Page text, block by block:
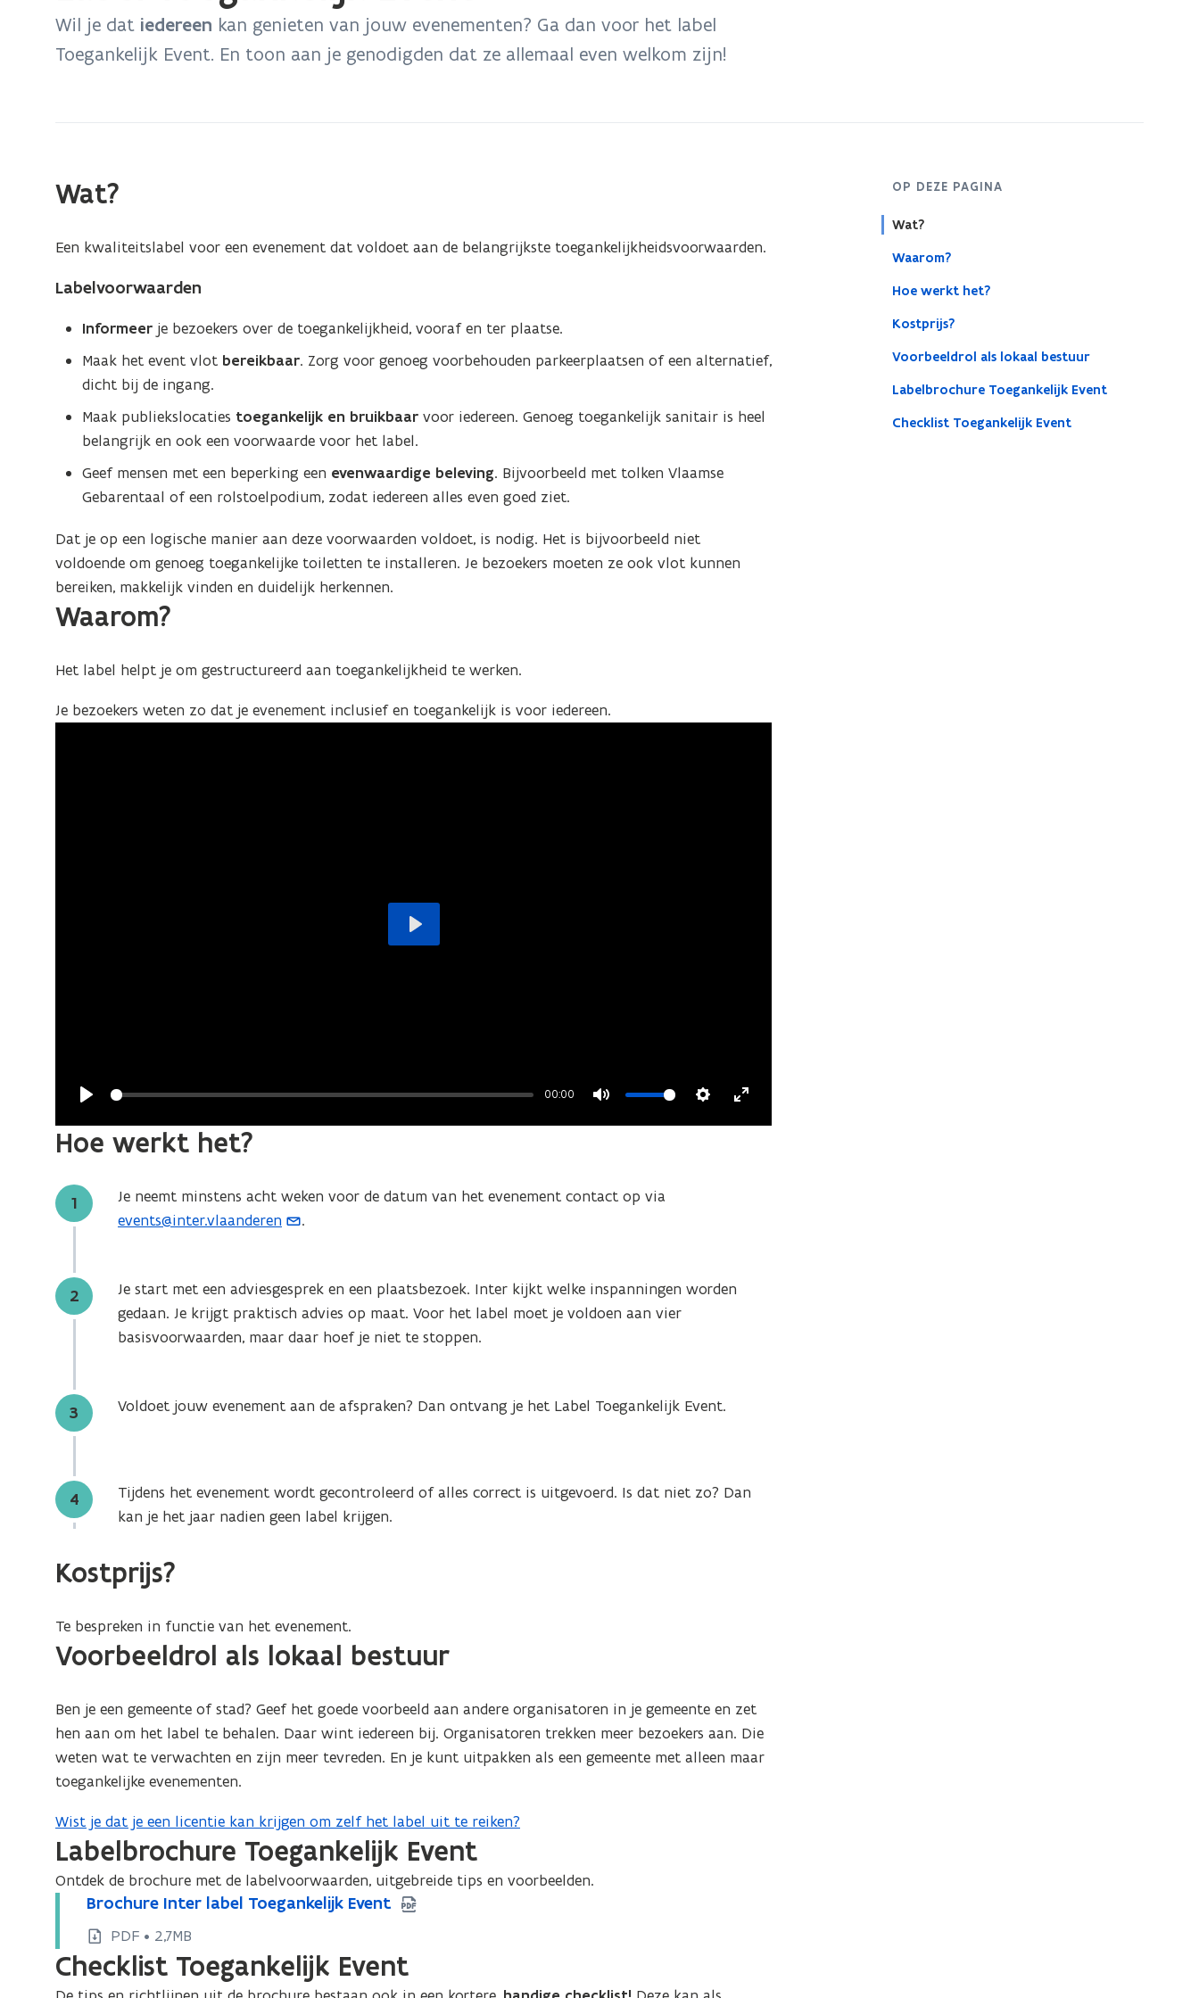
bevindt
Wil je dat iedereen kan genieten van jouw evenementen? Ga dan voor het label
Toegankelijk Event. En toon aan je genodigden dat ze allemaal even welkom zijn!
OP DEZE PAGINA
Wat?
Waarom?
Hoe werkt het?
Kostprijs?
Voorbeeldrol als lokaal bestuur
Labelbrochure Toegankelijk Event
Checklist Toegankelijk Event
Wat?
Een kwaliteitslabel voor een evenement dat voldoet aan de belangrijkste toegankelijkheidsvoorwaarden.
Labelvoorwaarden
Informeer je bezoekers over de toegankelijkheid, vooraf en ter plaatse.
Maak het event vlot bereikbaar. Zorg voor genoeg voorbehouden parkeerplaatsen of een alternatief,
dicht bij de ingang.
Maak publiekslocaties toegankelijk en bruikbaarvoor iedereen. Genoeg toegankelijk sanitair is heel
belangrijk en ook een voorwaarde voor het label.
Geef mensen met een beperking een evenwaardige beleving. Bijvoorbeeld met tolken Vlaamse
Gebarentaal of een rolstoelpodium, zodat iedereen alles even goed ziet.
Dat je op een logische manier aan deze voorwaarden voldoet, is nodig. Het is bijvoorbeeld niet
voldoende om genoeg toegankelijke toiletten te installeren. Je bezoekers moeten ze ook vlot kunnen
bereiken, makkelijk vinden en duidelijk herkennen.
Waarom?
Het label helpt je om gestructureerd aan toegankelijkheid te werken.
Je bezoekers weten zo dat je evenement inclusief en toegankelijk is voor iedereen.
00:00
Play
Hoe werkt het?
Stap
1
Je neemt minstens acht weken voor de datum van het evenement contact op via
events@inter.vlaanderen
(
e
n
t
u
-
m
l
p
p
i
c
a
t
e
)
.
Stap
2
Je start met een adviesgesprek en een plaatsbezoek. Inter kijkt welke inspanningen worden
gedaan. Je krijgt praktisch advies op maat. Voor het label moet je voldoen aan vier
basisvoorwaarden, maar daar hoef je niet te stoppen.
Stap
3 Voldoet jouw evenement aan de afspraken? Dan ontvang je het Label Toegankelijk Event.
Stap
4
Tijdens het evenement wordt gecontroleerd of alles correct is uitgevoerd. Is dat niet zo? Dan
kan je het jaar nadien geen label krijgen.
Kostprijs?
Te bespreken in functie van het evenement.
Voorbeeldrol als lokaal bestuur
Ben je een gemeente of stad? Geef het goede voorbeeld aan andere organisatoren in je gemeente en zet
hen aan om het label te behalen. Daar wint iedereen bij. Organisatoren trekken meer bezoekers aan. Die
weten wat te verwachten en zijn meer tevreden. En je kunt uitpakken als een gemeente met alleen maar
toegankelijke evenementen.
Wist je dat je een licentie kan krijgen om zelf het label uit te reiken?
Labelbrochure Toegankelijk Event
Ontdek de brochure met de labelvoorwaarden, uitgebreide tips en voorbeelden.
B
r
c
Brochure Inter label Toegankelijk Event
B
r
o
c
h
PDF • 2,7MB
Checklist Toegankelijk Event